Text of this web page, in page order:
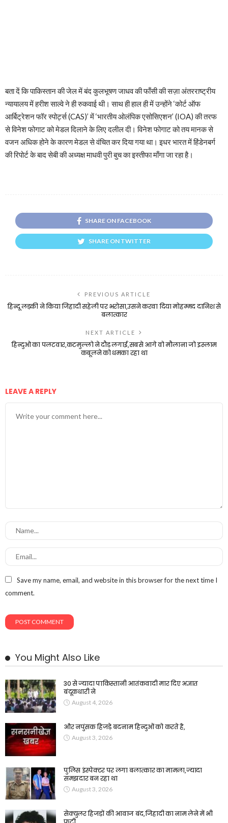
बता दें कि पाकिस्तान की जेल में बंद कुलभूषण जाधव की फाँसी की सज़ा अंतरराष्ट्रीय
न्यायालय में हरीश साल्वे ने ही रुकवाई थी। साथ ही हाल ही में उन्होंने ‘कोर्ट ऑफ
आर्बिट्रेशन फॉर स्पोर्ट्स (CAS)’ में ‘भारतीय ओलंपिक एसोसिएशन’ (IOA) की तरफ
से विनेश फोगाट को मेडल दिलाने के लिए दलील दी। विनेश फोगाट को तय मानक से
वजन अधिक होने के कारण मेडल से वंचित कर दिया गया था। इधर भारत में हिंडेनबर्ग
की रिपोर्ट के बाद सेबी की अध्यक्ष माधवी पुरी बुच का इस्तीफा माँगा जा रहा है।
SHARE ON FACEBOOK
SHARE ON TWITTER
PREVIOUS ARTICLE
हिन्दू लड़की ने किया जिहादी सहेली पर भरोसा,उसने करवा दिया मोहम्मद दानिश से
बलात्कार
NEXT ARTICLE
हिन्दुओ का पलटवार,कटमुल्लो ने दौड़ लगाई,सबसे आगे वो मौलाना जो इस्लाम
कबूलने को धमका रहा था
LEAVE A REPLY
Save my name, email, and website in this browser for the next time I
comment.
You Might Also Like
30 से ज्यादा पाकिस्तानी आतंकवादी मार दिए अज्ञात
बंदूकधारी ने
August 4, 2026
और नपुंसक हिजड़े बदनाम हिन्दुओं को करते है,
August 3, 2026
पुलिस इंस्पेक्टर पर लगा बलात्कार का मामला,ज्यादा
समझदार बन रहा था
August 3, 2026
सेक्युलर हिजड़ों की आवाज बंद,जिहादी का नाम लेने में भी